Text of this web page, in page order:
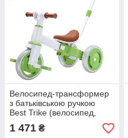
Велосипед-трансформер
з батьківською ручкою
Best Trike (велосипед,
велобіг) арт. LB-10240
1 471 ₴